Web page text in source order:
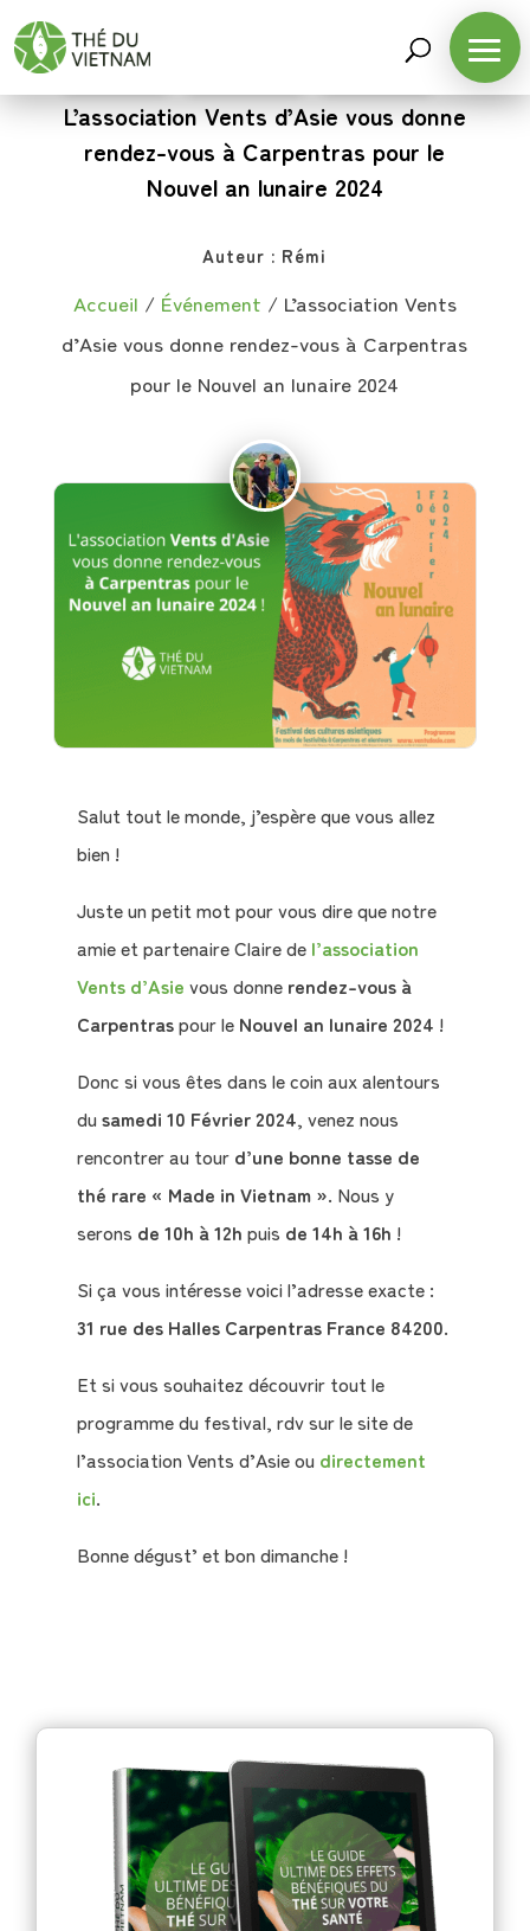
Qui
nous
?
E-
Le
Blog
Contact
L’association Vents d’Asie vous donne
rendez-vous à Carpentras pour le
Nouvel an lunaire 2024
Auteur : Rémi
Accueil / Événement / L’association Vents
d’Asie vous donne rendez-vous à Carpentras
pour le Nouvel an lunaire 2024
Salut tout le monde, j’espère que vous allez
bien !
Juste un petit mot pour vous dire que notre
amie et partenaire Claire de l’association
Vents d’Asie vous donne rendez-vous à
Carpentraspour le Nouvel an lunaire 2024 !
Donc si vous êtes dans le coin aux alentours
dusamedi 10 Février 2024, venez nous
rencontrer au tour d’une bonne tasse de
thé rare « Made in Vietnam ». Nous y
serons de 10h à 12h puis de 14h à 16h !
Si ça vous intéresse voici l’adresse exacte :
31 rue des Halles Carpentras France 84200.
Et si vous souhaitez découvrir tout le
programme du festival, rdv sur le site de
l’association Vents d’Asie ou directement
ici.
Bonne dégust’ et bon dimanche !